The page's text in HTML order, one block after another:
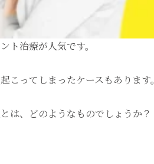
ト治療が人気です。
こってしまったケースもあります。
は、どのようなものでしょうか？